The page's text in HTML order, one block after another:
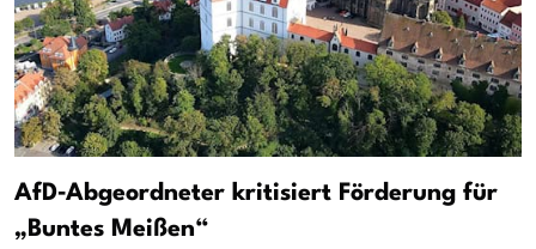
AfD‑Abgeordneter kritisiert Förderung für
„Buntes Meißen“